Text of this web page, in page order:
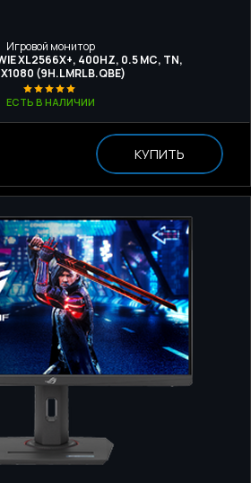
Игровой монитор
XL2566X+, 400HZ, 0.5 МС, TN,
(9H.LMRLB.QBE)
ЕСТЬ В НАЛИЧИИ
КУПИТЬ